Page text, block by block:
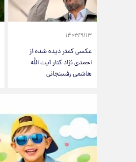
۱۴۰۳/۹/۱۳
عکسی کمتر دیده شده از
احمدی نژاد کنار آیت الله
هاشمی رفسنجانی